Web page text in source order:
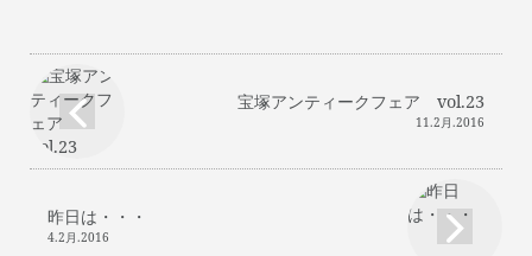
宝塚アンティークフェア vol.23
11.2月.2016
昨日は・・・
4.2月.2016